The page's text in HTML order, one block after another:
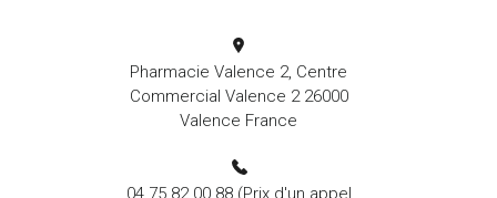
Pharmacie Valence 2, Centre
Commercial Valence 2 26000
Valence France
04 75 82 00 88(Prix d'un appel